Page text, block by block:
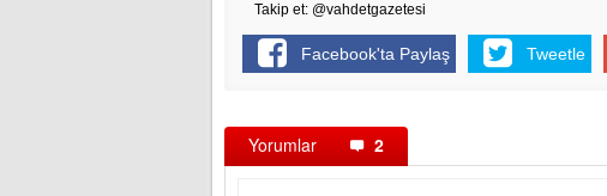
Takip et: @vahdetgazetesi
Facebook'ta Paylaş Tweetle
Yorumlar 2